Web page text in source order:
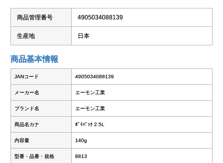
商品管理番号 4905034088139
生産地 日本
商品基本情報
JANコード 4905034088139
メーカー名 エーモン工業
ブランド名 エーモン工業
商品名カナ ﾎﾟｲﾊﾟｯｸ 2.5L
内容量 140g
型番・品番・規格 8813